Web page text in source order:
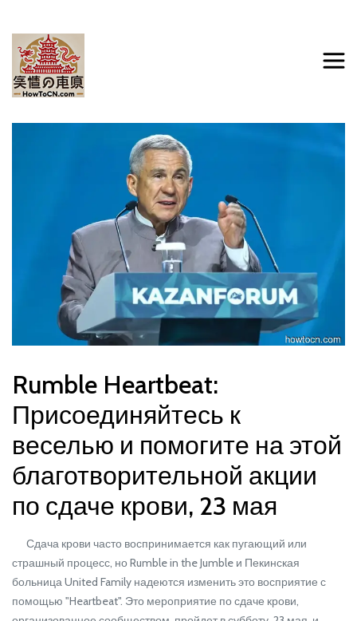
Rumble Heartbeat:
Присоединяйтесь к
веселью и помогите на этой
благотворительной акции
по сдаче крови, 23 мая
Сдача крови часто воспринимается как пугающий или
страшный процесс, но Rumble in the Jumble и Пекинская
больница United Family надеются изменить это восприятие с
помощью "Heartbeat". Это мероприятие по сдаче крови,